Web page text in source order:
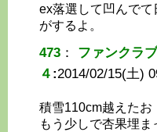
ex落選して凹んで
がするよ。
473 ： ファンクラ
４ :2014/02/15(土)
積雪110cm越えたお
もう少しで杏果埋